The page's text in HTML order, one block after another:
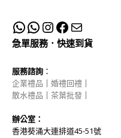
急單服務．快速到貨
服務諮詢 ：
企業禮品 ｜ 婚禮回禮 ｜
散水禮品 ｜ 茶葉批發 ｜
辦公室：
香港葵涌大連排道45-51號